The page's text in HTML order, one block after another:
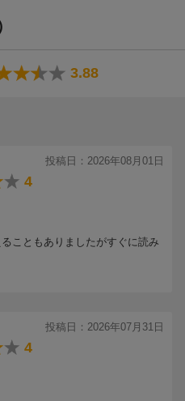
3.88
投稿日：2026年08月01日
4
こともありましたがすぐに読み
投稿日：2026年07月31日
4